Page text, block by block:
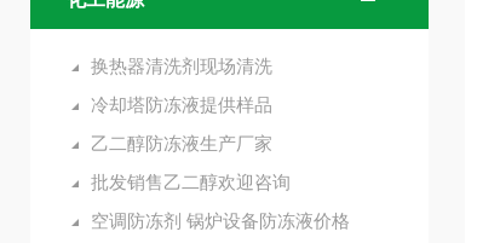
换热器清洗剂现场清洗
冷却塔防冻液提供样品
乙二醇防冻液生产厂家
批发销售乙二醇欢迎咨询
空调防冻剂 锅炉设备防冻液价格